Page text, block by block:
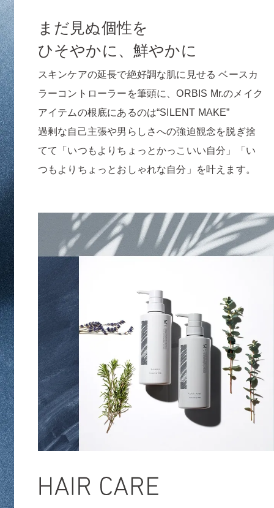
まだ見ぬ個性を
ひそやかに、鮮やかに
スキンケアの延長で絶好調な肌に見せる ベースカ
ラーコントローラーを筆頭に、ORBIS Mr.のメイク
アイテムの根底にあるのは“SILENT MAKE”
過剰な自己主張や男らしさへの強迫観念を脱ぎ捨
てて
「いつもよりちょっとかっこいい自分」
「い
つもよりちょっとおしゃれな自分」を叶えます。